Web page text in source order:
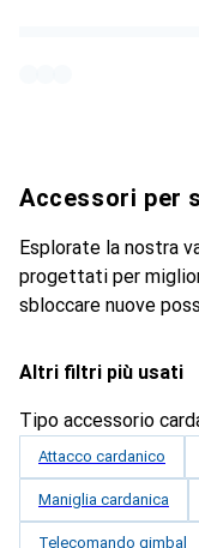
Accessori per
Esplorate la nostra
progettati per
sbloccare nuove
Altri filtri più usati
Tipo accessorio
Attacco cardanico
Maniglia cardanica
Telecomando gimbal